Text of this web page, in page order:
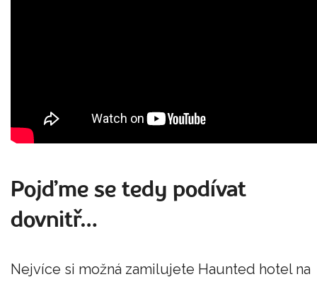
Pojďme se tedy podívat
dovnitř…
Nejvíce si možná zamilujete Haunted hotel na